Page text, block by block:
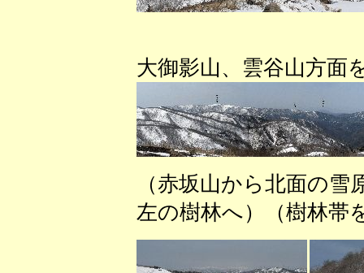
大御影山、雲谷山方面
（赤坂山から北面の
左の樹林へ）（樹林帯